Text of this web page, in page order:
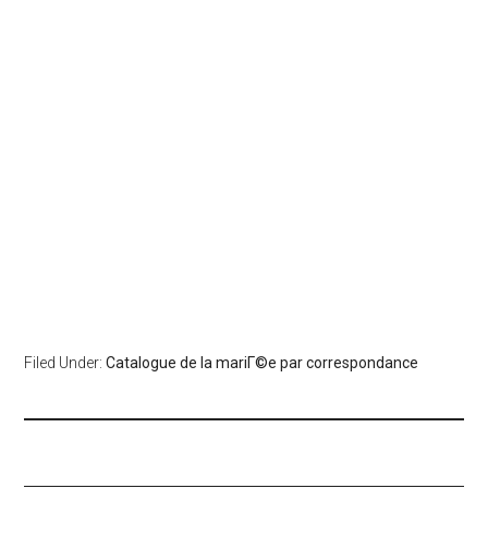
Filed Under:Catalogue de la mariГ©e par correspondance